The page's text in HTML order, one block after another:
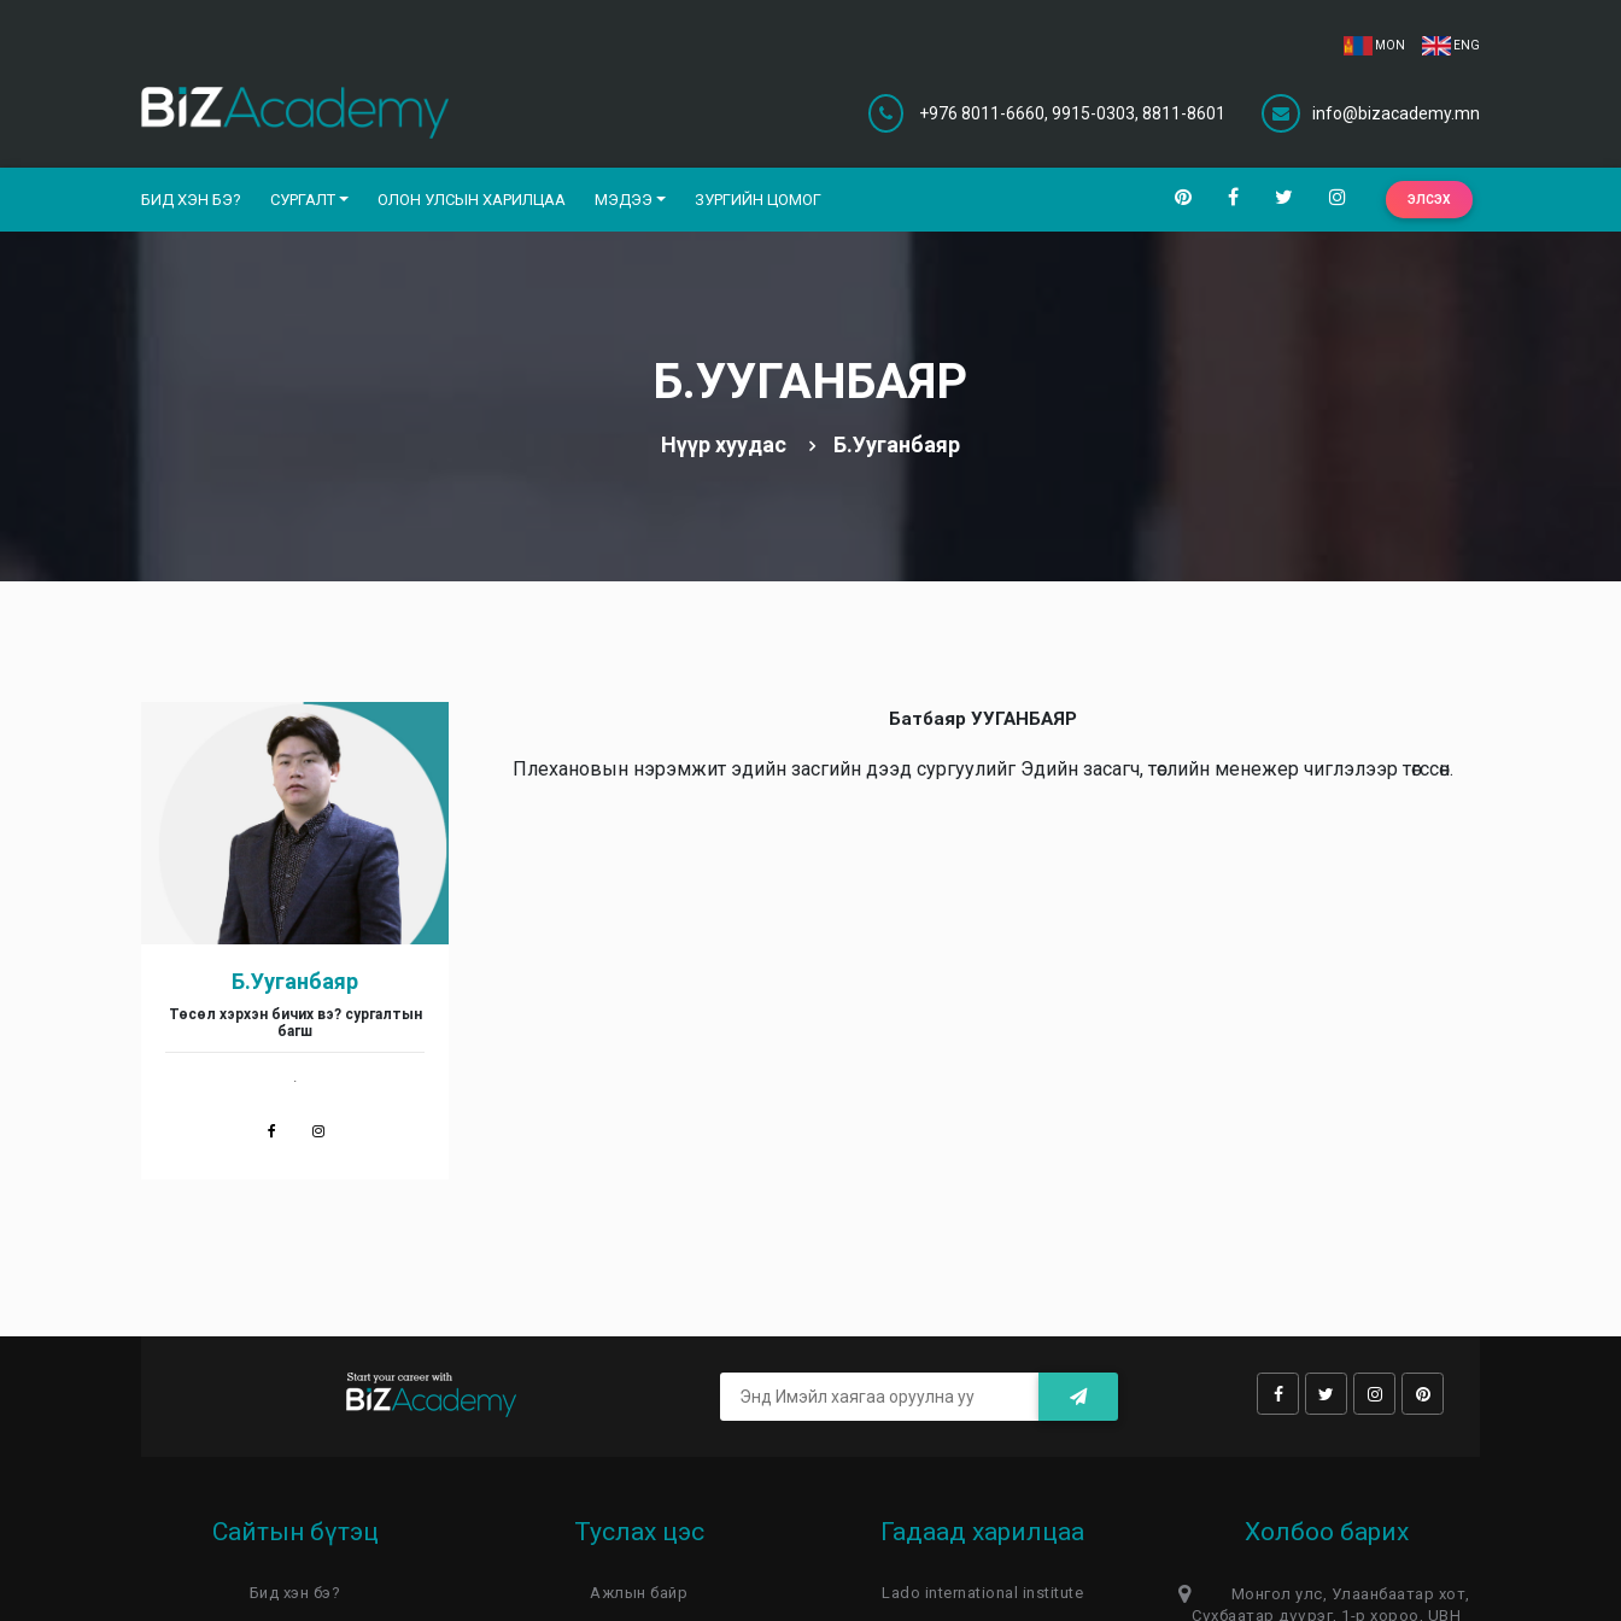
MON ENG
+976 8011-6660, 9915-0303, 8811-8601 info@bizacademy.mn
БИД ХЭН БЭ? СУРГАЛТ ОЛОН УЛСЫН ХАРИЛЦАА МЭДЭЭ ЗУРГИЙН ЦОМОГ ЭЛСЭХ
Б.УУГАНБАЯР
Нүүр хуудас Б.Ууганбаяр
Б.Ууганбаяр
Төсөл хэрхэн бичих вэ? сургалтын
багш
.
Батбаяр УУГАНБАЯР
Плехановын нэрэмжит эдийн засгийн дээд сургуулийг Эдийн засагч, төслийн менежер чиглэлээр төгссөн.
Сайтын бүтэц
Бид хэн бэ?
Туслах цэс
Ажлын байр
Гадаад харилцаа
Lado international institute
Холбоо барих
Монгол улс, Улаанбаатар хот,
Сүхбаатар дүүрэг, 1-р хороо, UBH